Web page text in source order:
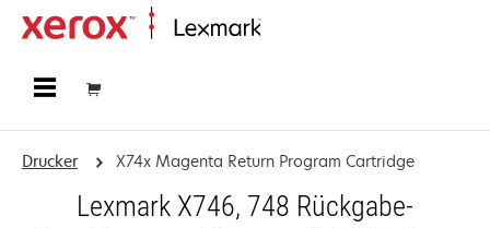
Drucker X74x Magenta Return Program Cartridge
Lexmark X746, 748 Rückgabe-